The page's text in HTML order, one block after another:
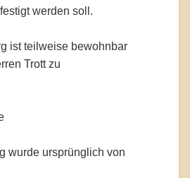
werden soll.
ist teilweise bewohnbar
Trott zu
wurde ursprünglich von